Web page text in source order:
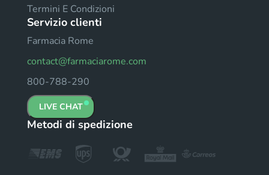
Termini E Condizioni
Servizio clienti
Farmacia Rome
contact@farmaciarome.com
800-788-290
LIVE CHAT
Metodi di spedizione